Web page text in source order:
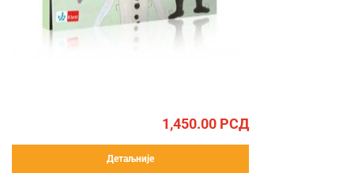
1,450.00 РСД
Детаљније